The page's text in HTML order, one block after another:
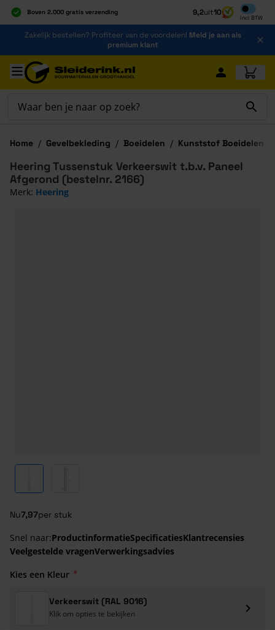
Boven 2.000 gratis verzending
Al 40 jaar dé specialist
Alles onder één dak
9,2uit10
Incl BTW
Inclusief
Ga naar de inhoud
Zakelijk bestellen? Profiteer van de voordelen! Meld je aan als
premium klant
Ga naar hoofdinhoud
Home / Gevelbekleding / Boeidelen / Kunststof Boeidelen
Nu7,97per stuk
Heering Tussenstuk Verkeerswit t.b.v. Paneel
Afgerond (bestelnr. 2166)
Merk: Heering
Snel naar:ProductinformatieSpecificatiesKlantrecensies
Veelgestelde vragenVerwerkingsadvies
Kies een Kleur
Verkeerswit (RAL 9016)
Klik om opties te bekijken